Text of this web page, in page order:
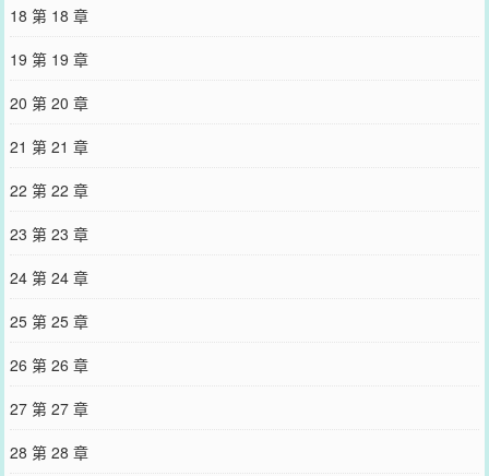
老公不香吗！*结婚后，谢秋认认真真照顾自己的植物人老公。一开
始，谢秋给老公擦身体，看着沉睡中依旧可观的躯体，红着脸小声解
释：“老公，我可不是故意占你便宜哦……”后来，谢秋“吧唧”一口亲上
老公英俊瘦削的脸，理直气壮道：“你是我老公，给我亲一口怎么
了！”直到某天，谢秋在外面受了委屈，晚上回家后，他抱着老公贴贴
诉苦：“老公，你的可爱老婆被人欺负了，你到底什么时候醒过来
呀？”一只大手缓缓抚上他柔软的发，头顶上方传来低沉嘶哑的嗓音：
“乖……”*贺家掌门人一朝醒来，以雷霆万钧的手段重掌了整个贺氏集
团。很快所有人都知道，贺司宴视谢家那个小儿子谢秋为眼珠子，捧
在手里怕摔了，含在嘴里怕化了，旁人看都不能多看一眼。但他们不
知道的是，曾经在那无边无际的黑暗里，贺司宴始终能听见一道天籁
般的声音。是谢秋日复一日的呼唤，将他从地狱里拉了出来。活泼可
爱小太阳受×宠妻狂魔大佬攻日常治愈系小甜文
您要是觉得《
微博微信里的朋友推荐哦！
18 第 18 章
19 第 19 章
20 第 20 章
21 第 21 章
22 第 22 章
23 第 23 章
24 第 24 章
25 第 25 章
26 第 26 章
27 第 27 章
28 第 28 章